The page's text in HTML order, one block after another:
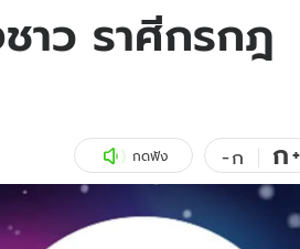
วัยรุ่น
สุขภาพ
เที่ยว-กิน
Tasteful Thailand
าว ราศีกรกฎ
กดฟัง -ก ก+